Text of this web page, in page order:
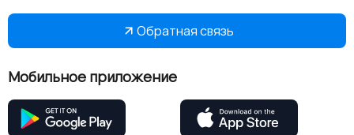
Обратная связь
Мобильное приложение